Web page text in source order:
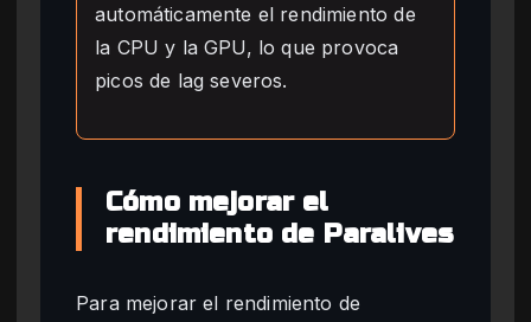
automáticamente el rendimiento de
la CPU y la GPU, lo que provoca
picos de lag severos.
Cómo mejorar el
rendimiento de Paralives
Para mejorar el rendimiento de